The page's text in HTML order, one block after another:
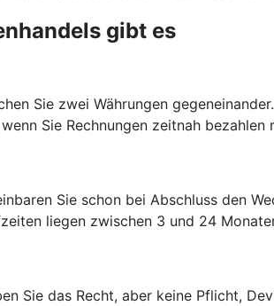
gibt es
Sie zwei Währungen
Sie Rechnungen zeitnah bezahlen
Sie schon bei Abschluss den
liegen zwischen 3 und 24
Sie das Recht, aber keine Pflicht,